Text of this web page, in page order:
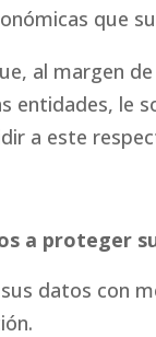
que
al margen
entidades, le
a este
a proteger
datos con